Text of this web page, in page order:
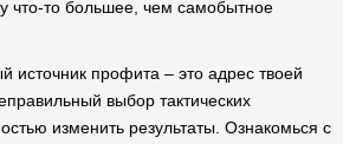
что-то большее, чем самобытное
источник профита – это адрес твоей
выбор тактических
изменить результаты. Ознакомься с